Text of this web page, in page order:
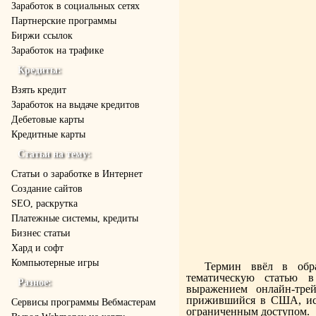
Заработок в социальных сетях
Партнерские программы
Биржи ссылок
Заработок на трафике
Кредиты:
Взять кредит
Заработок на выдаче кредитов
Дебетовые карты
Кредитные карты
Статьи на тему:
Статьи о заработке в Интернет
Создание сайтов
SEO, раскрутка
Платежные системы, кредиты
Бизнес статьи
Хард и софт
Компьютерные игры
Разное:
Cервисы программы Вебмастерам
Термин ввёл в
тематическую статью
выражением онлайн-
прижившийся в США,
ограниченным доступом.